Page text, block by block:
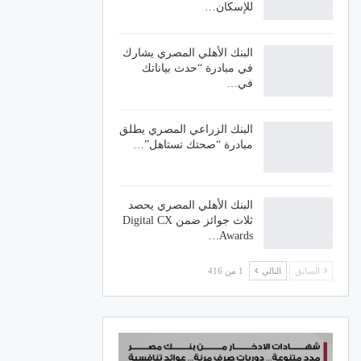
للإسكان…
البنك الأهلي المصري يشارك
في مبادرة “حدث بياناتك
في…
البنك الزراعي المصري يطلق
مبادرة “صحتك تستاهل”…
البنك الأهلي المصري يحصد
ثلاث جوائز ضمن Digital CX
Awards…
السابق التالي 1 من 416